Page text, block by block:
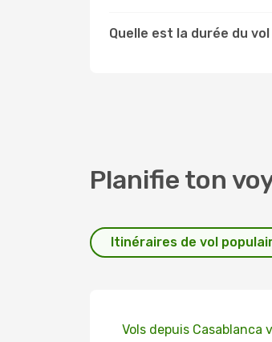
Quelle est la durée du
Planifie ton
Itinéraires de vol
Vols depuis Casablanca